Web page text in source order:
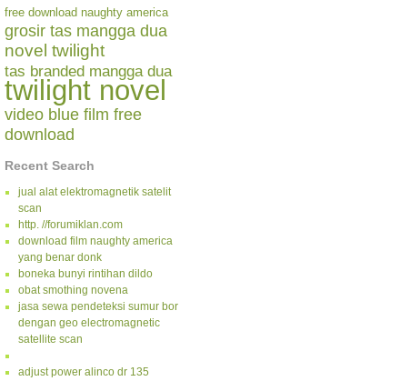
free download naughty america
grosir tas mangga dua
novel twilight
tas branded mangga dua
twilight novel
video blue film free
download
Recent Search
jual alat elektromagnetik satelit
scan
http. //forumiklan.com
download film naughty america
yang benar donk
boneka bunyi rintihan dildo
obat smothing novena
jasa sewa pendeteksi sumur bor
dengan geo electromagnetic
satellite scan
adjust power alinco dr 135